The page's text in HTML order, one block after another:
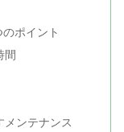
ポイント
間
メンテナンス